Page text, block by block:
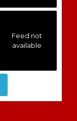
Feed not
available